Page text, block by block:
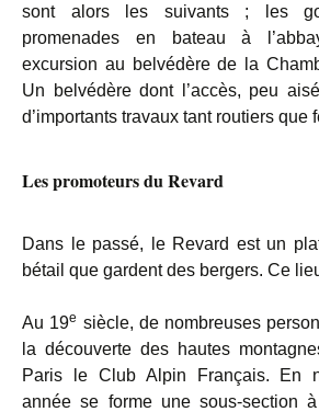
sont alors les suivants ; les
promenades en bateau à
excursion au belvédère de la
Un belvédère dont l’accès, peu
d’importants travaux tant routiers que
Les promoteurs du Revard
Dans le passé, le Revard est un
bétail que gardent des bergers. Ce
Au 19e siècle, de nombreuses
la découverte des hautes
Paris le Club Alpin Français. En
année se forme une sous-section